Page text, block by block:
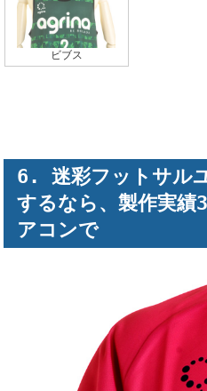
ビブス
迷彩フットサル
するなら、製作実
アコンで